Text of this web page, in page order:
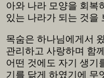
아와 나라 모양을 회복
있는 나라가 되는 것을
목숨은 하나님에게서
관리하고 사랑하며 함
어떤 것에도 자기 생기
기를 닮게 하였기에 무